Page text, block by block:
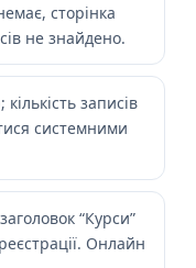
сторінка
не знайдено.
записів
системними
“Курси”
Онлайн